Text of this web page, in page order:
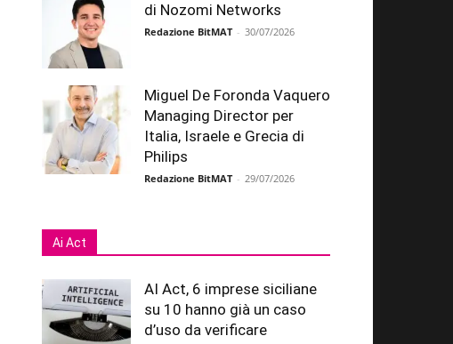
di Nozomi Networks
Redazione BitMAT - 30/07/2026
Miguel De Foronda Vaquero
Managing Director per
Italia, Israele e Grecia di
Philips
Redazione BitMAT - 29/07/2026
Ai Act
AI Act, 6 imprese siciliane
su 10 hanno già un caso
d’uso da verificare